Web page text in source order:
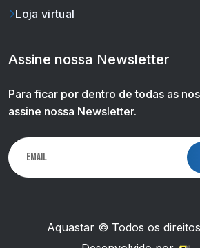
Loja virtual
Assine nossa Newsletter
Para ficar por dentro de todas as
assine nossa Newsletter.
Aquastar © Todos os